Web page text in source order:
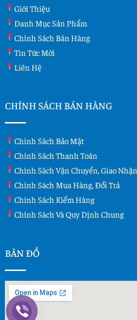
Giới Thiệu
Danh Mục Sản Phẩm
Chính Sách Bán Hàng
Tin Tức Mới
Liên Hệ
CHÍNH SÁCH BÁN HÀNG
Chính Sách Bảo Mật
Chính Sách Thanh Toán
Chính Sách Vận Chuyển, Giao Nhận
Chính Sách Mua Hàng, Đổi Trả
Chính Sách Kiểm Hàng
Chính Sách Và Quy Dịnh Chung
BẢN ĐỒ